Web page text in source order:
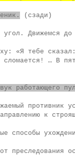
(сзади)
угол. Движемся
«Я тебе
… В
работающего
противник
к
способы
преследования